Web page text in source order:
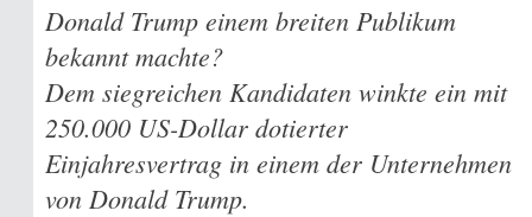
Donald Trump einem breiten Publikum
bekannt machte?
Dem siegreichen Kandidaten winkte ein mit
250.000 US-Dollar dotierter
Einjahresvertrag in einem der Unternehmen
von Donald Trump.